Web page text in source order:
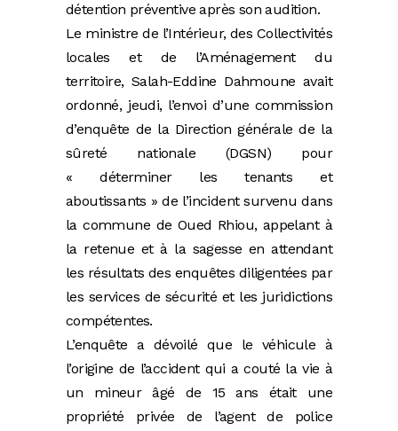
détention préventive après son audition.
Le ministre de l’Intérieur, des Collectivités
locales et de l’Aménagement du
territoire, Salah-Eddine Dahmoune avait
ordonné, jeudi, l’envoi d’une commission
d’enquête de la Direction générale de la
sûreté nationale (DGSN) pour
« déterminer les tenants et
aboutissants » de l’incident survenu dans
la commune de Oued Rhiou, appelant à
la retenue et à la sagesse en attendant
les résultats des enquêtes diligentées par
les services de sécurité et les juridictions
compétentes.
L’enquête a dévoilé que le véhicule à
l’origine de l’accident qui a couté la vie à
un mineur âgé de 15 ans était une
propriété privée de l’agent de police